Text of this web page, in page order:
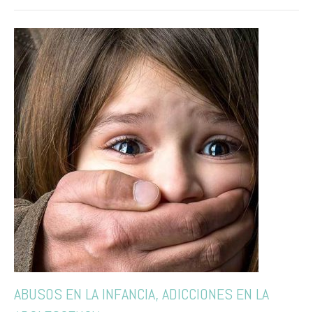
ABUSOS EN LA INFANCIA, ADICCIONES EN LA